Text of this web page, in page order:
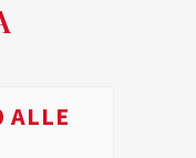
ALLE